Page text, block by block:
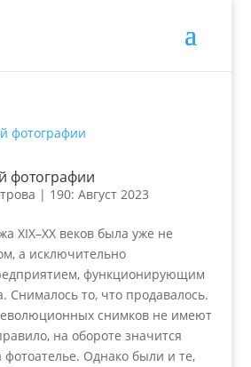
фотографии
| 190: Август 2023
XIX–XX веков была уже не
а исключительно
функционирующим
Снималось то, что продавалось.
снимков не имеют
на обороте значится
Однако были и те,